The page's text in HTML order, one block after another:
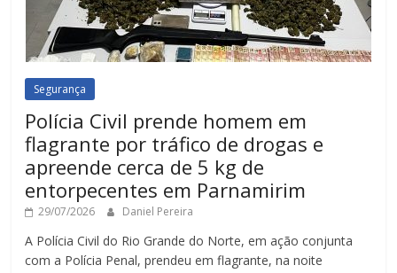
Segurança
Polícia Civil prende homem em
flagrante por tráfico de drogas e
apreende cerca de 5 kg de
entorpecentes em Parnamirim
29/07/2026 Daniel Pereira
A Polícia Civil do Rio Grande do Norte, em ação conjunta
com a Polícia Penal, prendeu em flagrante, na noite